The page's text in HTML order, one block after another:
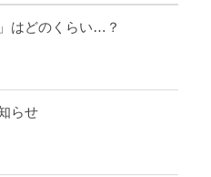
はどのくらい…？
らせ